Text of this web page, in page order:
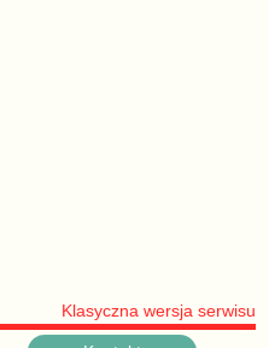
Klasyczna wersja serwisu